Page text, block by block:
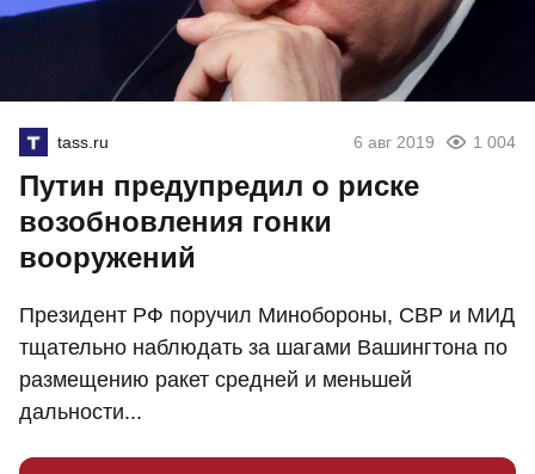
tass.ru 6 авг 2019 1 004
Путин предупредил о риске
возобновления гонки
вооружений
Президент РФ поручил Минобороны, СВР и МИД
тщательно наблюдать за шагами Вашингтона по
размещению ракет средней и меньшей
дальности...